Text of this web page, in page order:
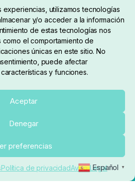
experiencias, utilizamos tecnologías
y/o acceder a la información
de estas tecnologías nos
el comportamiento de
únicas en este sitio. No
puede afectar
y funciones.
Aceptar
Denegar
preferencias
Política de privacidadAviso Legal
a 14:00 horas y 17:00 a
36. Local 3. 28702. San
reservados.
conectado con Kiby ERP
Español ▼